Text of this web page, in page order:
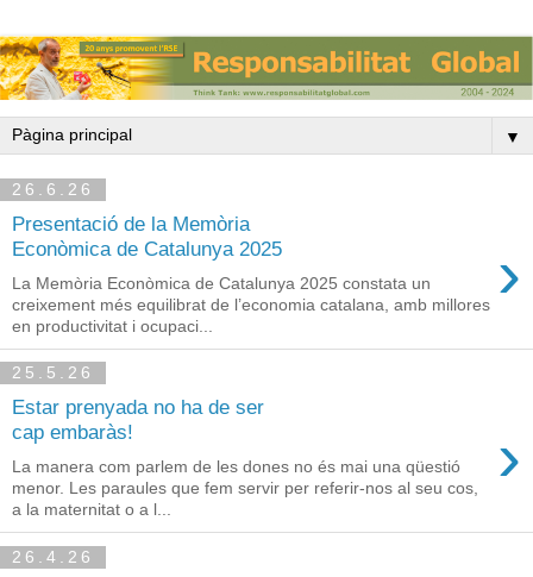
▼
26.6.26
Presentació de la Memòria
Econòmica de Catalunya 2025
›
La Memòria Econòmica de Catalunya 2025 constata un
creixement més equilibrat de l’economia catalana, amb millores
en productivitat i ocupaci...
25.5.26
Estar prenyada no ha de ser
cap embaràs!
›
La manera com parlem de les dones no és mai una qüestió
menor. Les paraules que fem servir per referir-nos al seu cos,
a la maternitat o a l...
26.4.26